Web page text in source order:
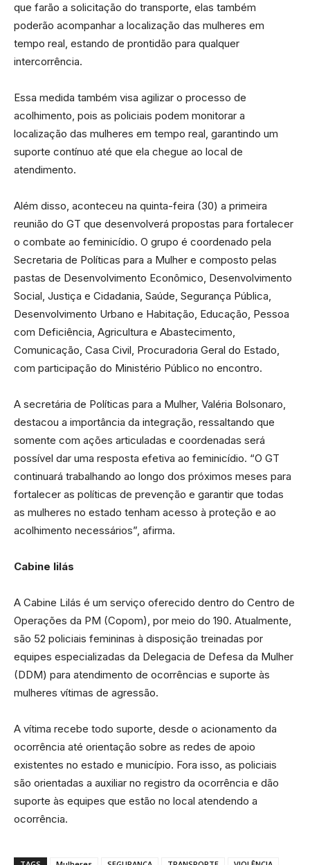
que farão a solicitação do transporte, elas também
poderão acompanhar a localização das mulheres em
tempo real, estando de prontidão para qualquer
intercorrência.
Essa medida também visa agilizar o processo de
acolhimento, pois as policiais podem monitorar a
localização das mulheres em tempo real, garantindo um
suporte contínuo até que ela chegue ao local de
atendimento.
Além disso, aconteceu na quinta-feira (30) a primeira
reunião do GT que desenvolverá propostas para fortalecer
o combate ao feminicídio. O grupo é coordenado pela
Secretaria de Políticas para a Mulher e composto pelas
pastas de Desenvolvimento Econômico, Desenvolvimento
Social, Justiça e Cidadania, Saúde, Segurança Pública,
Desenvolvimento Urbano e Habitação, Educação, Pessoa
com Deficiência, Agricultura e Abastecimento,
Comunicação, Casa Civil, Procuradoria Geral do Estado,
com participação do Ministério Público no encontro.
A secretária de Políticas para a Mulher, Valéria Bolsonaro,
destacou a importância da integração, ressaltando que
somente com ações articuladas e coordenadas será
possível dar uma resposta efetiva ao feminicídio. “O GT
continuará trabalhando ao longo dos próximos meses para
fortalecer as políticas de prevenção e garantir que todas
as mulheres no estado tenham acesso à proteção e ao
acolhimento necessários”, afirma.
Cabine lilás
A Cabine Lilás é um serviço oferecido dentro do Centro de
Operações da PM (Copom), por meio do 190. Atualmente,
são 52 policiais femininas à disposição treinadas por
equipes especializadas da Delegacia de Defesa da Mulher
(DDM) para atendimento de ocorrências e suporte às
mulheres vítimas de agressão.
A vítima recebe todo suporte, desde o acionamento da
ocorrência até orientação sobre as redes de apoio
existentes no estado e município. Fora isso, as policiais
são orientadas a auxiliar no registro da ocorrência e dão
suporte às equipes que estão no local atendendo a
ocorrência.